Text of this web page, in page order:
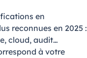
en
reconnues en 2025 :
cloud, audit…
à votre